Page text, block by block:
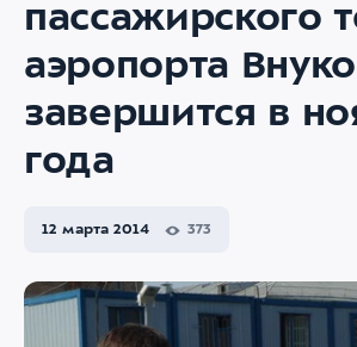
пассажирского
аэропорта
завершится в
года
12 марта 2014 373